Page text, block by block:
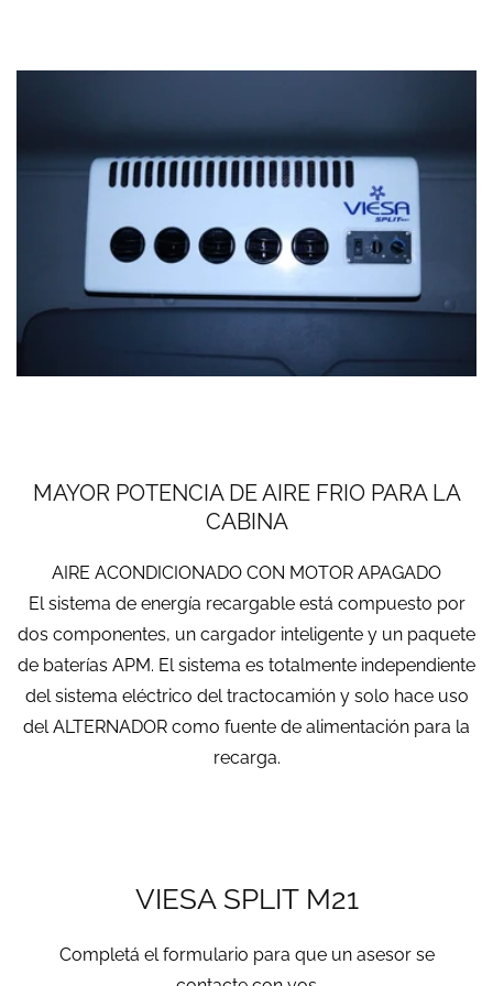
MAYOR POTENCIA DE AIRE FRIO PARA LA
CABINA
AIRE ACONDICIONADO CON MOTOR APAGADO
El sistema de energía recargable está compuesto por
dos componentes, un cargador inteligente y un paquete
de baterías APM. El sistema es totalmente independiente
del sistema eléctrico del tractocamión y solo hace uso
del ALTERNADOR como fuente de alimentación para la
recarga.
VIESA SPLIT M21
Completá el formulario para que un asesor se